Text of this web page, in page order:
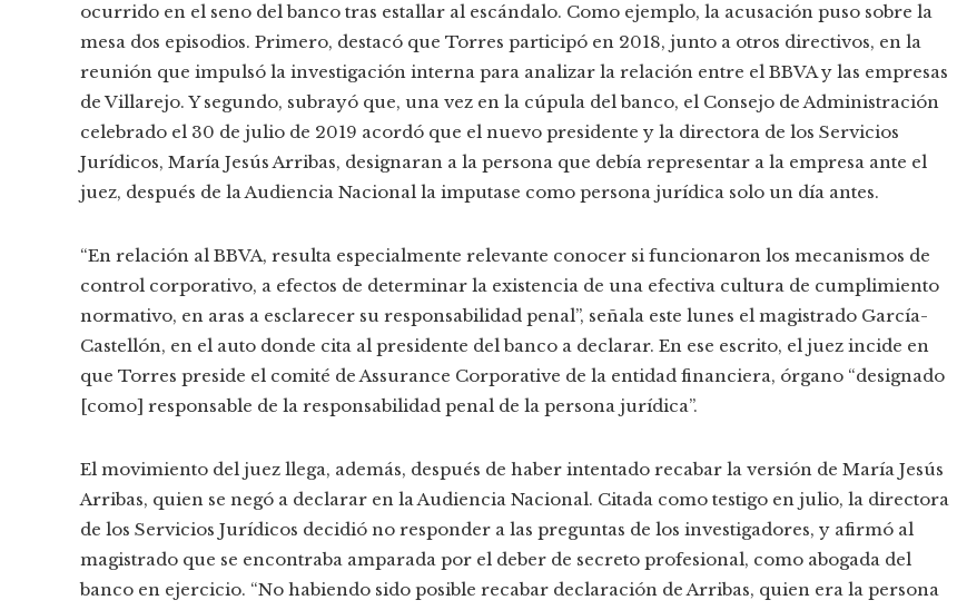
ocurrido en el seno del banco tras estallar al escándalo. Como ejemplo, la acusación puso sobre la
mesa dos episodios. Primero, destacó que Torres participó en 2018, junto a otros directivos, en la
reunión que impulsó la investigación interna para analizar la relación entre el BBVA y las empresas
de Villarejo. Y segundo, subrayó que, una vez en la cúpula del banco, el Consejo de Administración
celebrado el 30 de julio de 2019 acordó que el nuevo presidente y la directora de los Servicios
Jurídicos, María Jesús Arribas, designaran a la persona que debía representar a la empresa ante el
juez, después de la Audiencia Nacional la imputase como persona jurídica solo un día antes.
“En relación al BBVA, resulta especialmente relevante conocer si funcionaron los mecanismos de
control corporativo, a efectos de determinar la existencia de una efectiva cultura de cumplimiento
normativo, en aras a esclarecer su responsabilidad penal”, señala este lunes el magistrado García-
Castellón, en el auto donde cita al presidente del banco a declarar. En ese escrito, el juez incide en
que Torres preside el comité de Assurance Corporative de la entidad financiera, órgano “designado
[como] responsable de la responsabilidad penal de la persona jurídica”.
El movimiento del juez llega, además, después de haber intentado recabar la versión de María Jesús
Arribas, quien se negó a declarar en la Audiencia Nacional. Citada como testigo en julio, la directora
de los Servicios Jurídicos decidió no responder a las preguntas de los investigadores, y afirmó al
magistrado que se encontraba amparada por el deber de secreto profesional, como abogada del
banco en ejercicio. “No habiendo sido posible recabar declaración de Arribas, quien era la persona